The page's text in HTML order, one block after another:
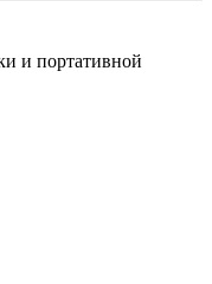
и портативной